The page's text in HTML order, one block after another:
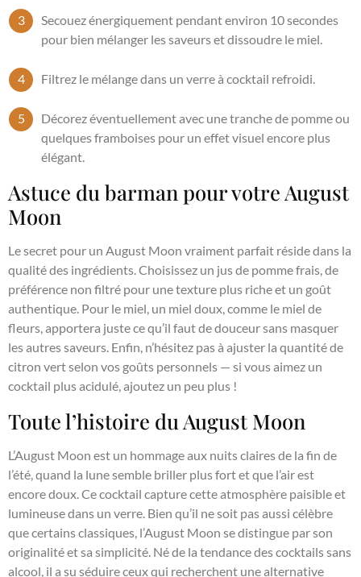
Secouez énergiquement pendant environ 10 secondes
pour bien mélanger les saveurs et dissoudre le miel.
Filtrez le mélange dans un verre à cocktail refroidi.
Décorez éventuellement avec une tranche de pomme ou
quelques framboises pour un effet visuel encore plus
élégant.
Astuce du barman pour votre August
Moon
Le secret pour un August Moon vraiment parfait réside dans la
qualité des ingrédients. Choisissez un jus de pomme frais, de
préférence non filtré pour une texture plus riche et un goût
authentique. Pour le miel, un miel doux, comme le miel de
fleurs, apportera juste ce qu’il faut de douceur sans masquer
les autres saveurs. Enfin, n’hésitez pas à ajuster la quantité de
citron vert selon vos goûts personnels — si vous aimez un
cocktail plus acidulé, ajoutez un peu plus !
Toute l’histoire du August Moon
L’August Moon est un hommage aux nuits claires de la fin de
l’été, quand la lune semble briller plus fort et que l’air est
encore doux. Ce cocktail capture cette atmosphère paisible et
lumineuse dans un verre. Bien qu’il ne soit pas aussi célèbre
que certains classiques, l’August Moon se distingue par son
originalité et sa simplicité. Né de la tendance des cocktails sans
alcool, il a su séduire ceux qui recherchent une alternative